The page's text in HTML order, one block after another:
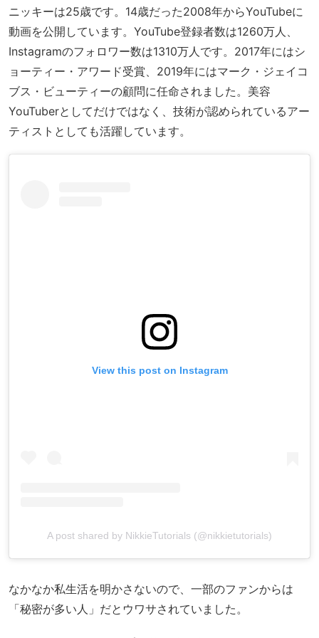
ニッキーは25歳です。14歳だった2008年からYouTubeに
動画を公開しています。YouTube登録者数は1260万人、
Instagramのフォロワー数は1310万人です。2017年にはシ
ョーティー・アワード受賞、2019年にはマーク・ジェイコ
ブス・ビューティーの顧問に任命されました。美容
YouTuberとしてだけではなく、技術が認められているアー
ティストとしても活躍しています。
View this post on Instagram
A post shared by NikkieTutorials (@nikkietutorials)
なかなか私生活を明かさないので、一部のファンからは
「秘密が多い人」だとウワサされていました。